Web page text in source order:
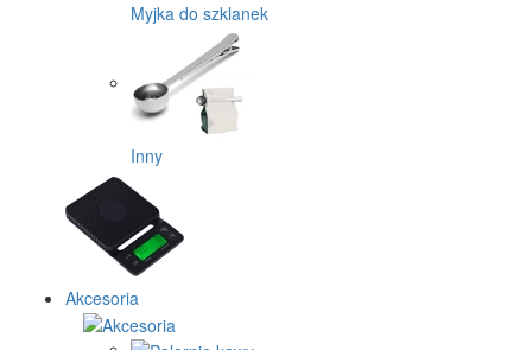
Myjka do szklanek
Inny
Akcesoria